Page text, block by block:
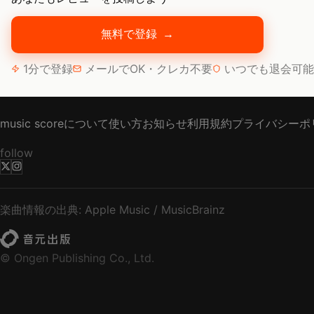
無料で登録 →
1分で登録 メールでOK・クレカ不要 いつでも退会可能
music scoreについて使い方お知らせ利用規約プライバシーポ
follow
楽曲情報の出典: Apple Music / MusicBrainz
© Ongen Publishing Co., Ltd.